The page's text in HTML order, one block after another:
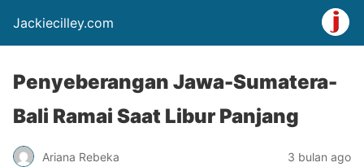
Jackiecilley.com
Penyeberangan Jawa-Sumatera-
Bali Ramai Saat Libur Panjang
Ariana Rebeka 3 bulan ago